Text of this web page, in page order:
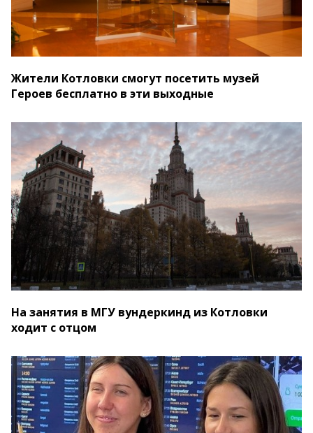
Жители Котловки смогут посетить музей
Героев бесплатно в эти выходные
На занятия в МГУ вундеркинд из Котловки
ходит с отцом